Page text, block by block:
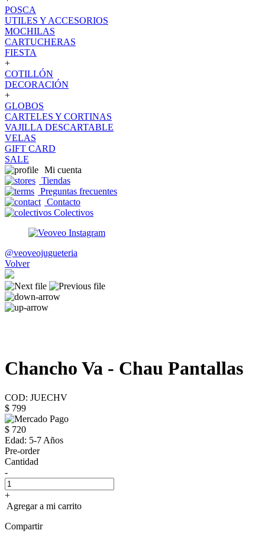
POSCA
UTILES Y ACCESORIOS
MOCHILAS
CARTUCHERAS
FIESTA
+
COTILLÓN
DECORACIÓN
+
GLOBOS
CARTELES Y CORTINAS
VAJILLA DESCARTABLE
VELAS
GIFT CARD
SALE
Mi cuenta
Tiendas
Preguntas frecuentes
Contacto
Colectivos
@veoveojugueteria
Volver
Chancho Va - Chau Pantallas
COD: JUECHV
$ 799
$ 720
Edad: 5-7 Años
Pre-order
Cantidad
-
+
Agregar a mi carrito
Compartir